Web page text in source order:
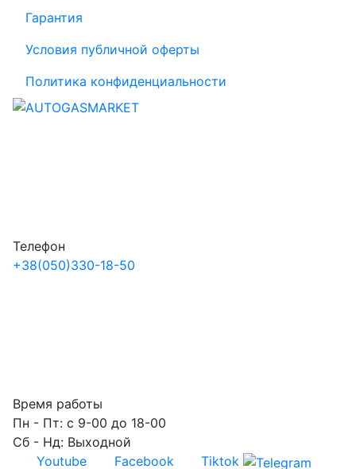
Гарантия
Условия публичной оферты
Политика конфиденциальности
Телефон
+38(050)330-18-50
Время работы
Пн - Пт: с 9-00 до 18-00
Сб - Нд: Выходной
Youtube
Facebook Tiktok